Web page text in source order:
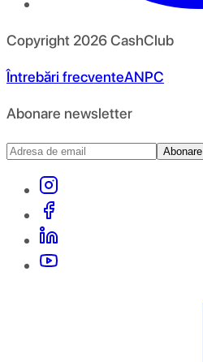
Copyright 2026CashClub
Întrebări frecventeANPC
Abonare newsletter
Abonare